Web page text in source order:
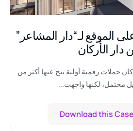
الموقع لـ“دار المشاعر”
دار الأركان
حملات رقمية أولية نتج عنها أكثر من
Download this